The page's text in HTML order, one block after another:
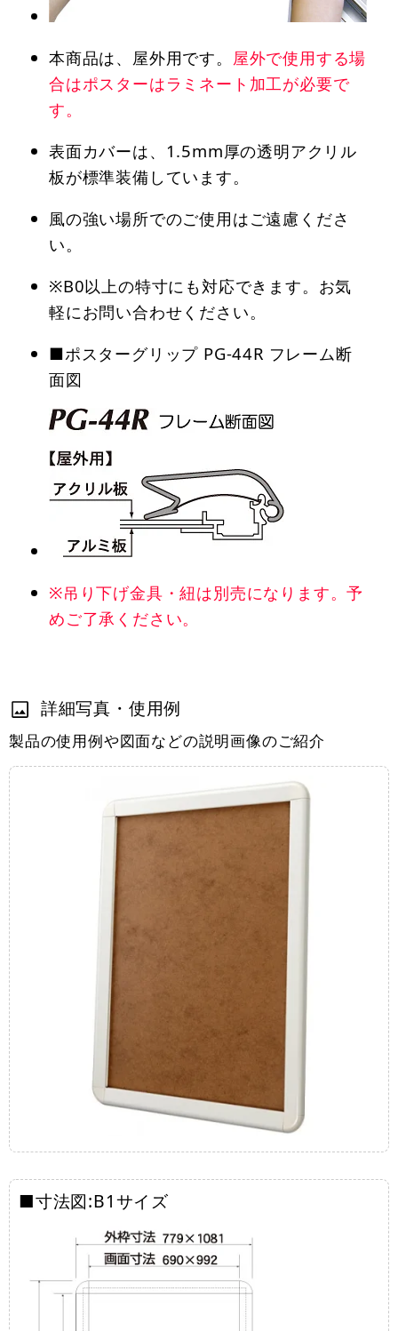
本商品は、屋外用です。 屋外で使用する場
合はポスターはラミネート加工が必要で
す。
表面カバーは、1.5mm厚の透明アクリル
板が標準装備しています。
風の強い場所でのご使用はご遠慮くださ
い。
※B0以上の特寸にも対応できます。お気
軽にお問い合わせください。
■ポスターグリップ PG-44R フレーム断
面図
※吊り下げ金具・紐は別売になります。予
めご了承ください。
詳細写真・使用例
製品の使用例や図面などの説明画像のご紹介
■寸法図:B1サイズ